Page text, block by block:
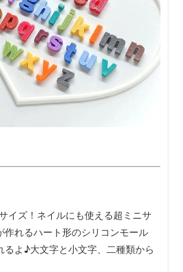
イズ！ネイルにも使える超ミニサ
作れるハート形のシリコンモール
るよ♪大文字と小文字、二種類から